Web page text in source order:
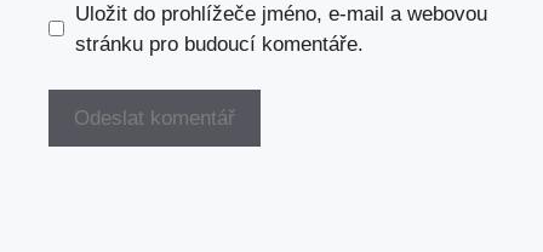
Uložit do prohlížeče jméno, e-mail a webovou
stránku pro budoucí komentáře.